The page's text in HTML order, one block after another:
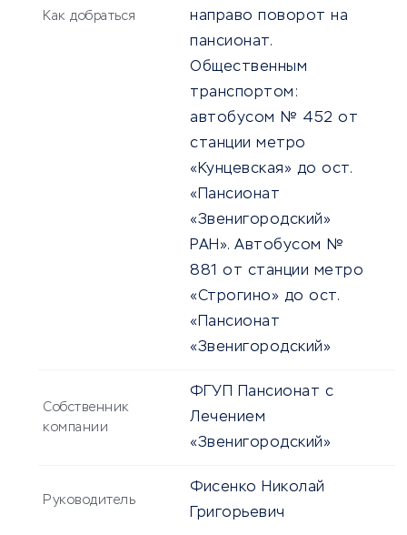
Как добраться
направо поворот на
пансионат.
Общественным
транспортом:
автобусом № 452 от
станции метро
«Кунцевская» до ост.
«Пансионат
«Звенигородский»
РАН». Автобусом №
881 от станции метро
«Строгино» до ост.
«Пансионат
«Звенигородский»
Собственник
компании
ФГУП Пансионат с
Лечением
«Звенигородский»
Руководитель
Фисенко Николай
Григорьевич